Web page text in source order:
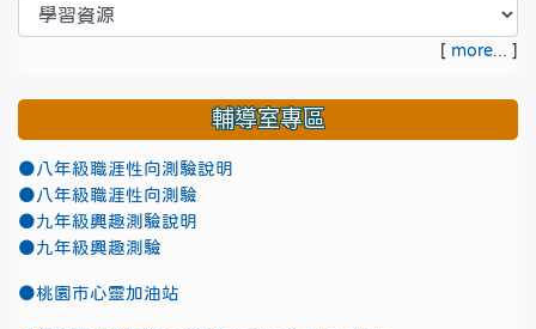
[ more... ]
輔導室專區
●八年級職涯性向測驗說明
●八年級職涯性向測驗
●九年級興趣測驗說明
●九年級興趣測驗
●桃園市心靈加油站